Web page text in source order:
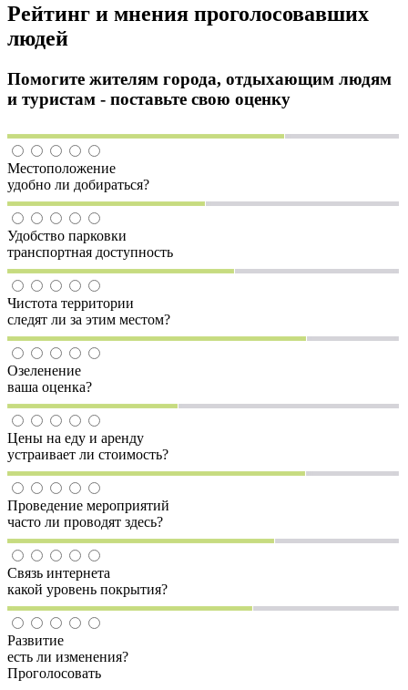
Рейтинг и мнения проголосовавших
людей
Помогите жителям города, отдыхающим людям
и туристам - поставьте свою оценку
Местоположение
удобно ли добираться?
Удобство парковки
транспортная доступность
Чистота территории
следят ли за этим местом?
Озеленение
ваша оценка?
Цены на еду и аренду
устраивает ли стоимость?
Проведение мероприятий
часто ли проводят здесь?
Связь интернета
какой уровень покрытия?
Развитие
есть ли изменения?
Проголосовать